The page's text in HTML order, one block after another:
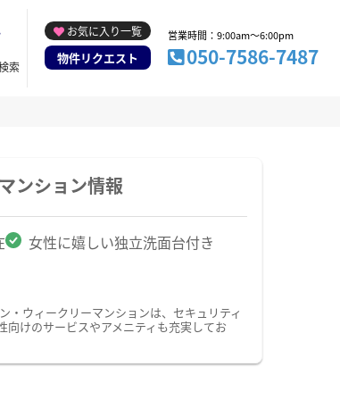
索
お気に入り一覧
物件リクエスト
営業時間：9:00am～6:00pm
050-7586-7487
ンション情報
女性に嬉しい独立洗面台付き
ウィークリーマンションは、セキュリティ
けのサービスやアメニティも充実してお